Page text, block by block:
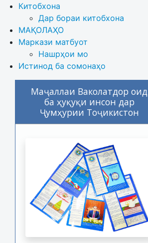
Китобхона
Дар бораи китобхона
МАҚОЛАҲО
Маркази матбуот
Нашрҳои мо
Истинод ба сомонаҳо
Маҷаллаи Ваколатдор оид
ба ҳуқуқи инсон дар
Ҷумҳурии Тоҷикистон